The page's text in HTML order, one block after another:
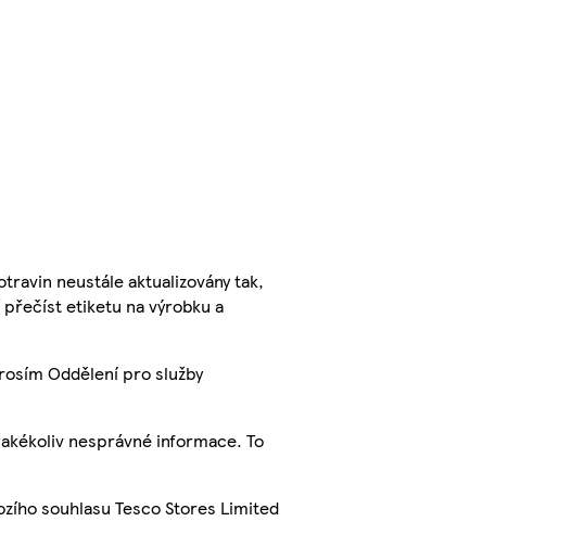
neustále aktualizovány tak,
etiketu na výrobku a
Oddělení pro služby
nesprávné informace. To
souhlasu Tesco Stores Limited